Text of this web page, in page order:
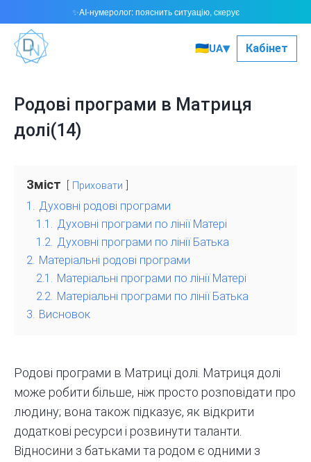
🇺🇦UA▾ Кабінет
Родові програми в Матриця
долі(14)
Зміст Приховати
1. Духовні родові програми
1.1. Духовні програми по лінії Матері
1.2. Духовні програми по лінії Батька
2. Матеріальні родові програми
2.1. Матеріальні програми по лінії Матері
2.2. Матеріальні програми по лінії Батька
3. Висновок
Родові програми в Матриці долі. Матриця долі
може робити більше, ніж просто розповідати про
людину; вона також підказує, як відкрити
додаткові ресурси і розвинути таланти.
Відносини з батьками та родом є одними з
✨AI-нумеролог: пояснить ситуацію, скерує